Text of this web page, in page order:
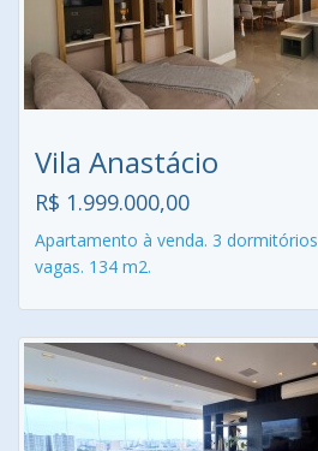
Vila Anastácio
R$ 1.999.000,00
Apartamento à venda. 3
vagas. 134 m2.